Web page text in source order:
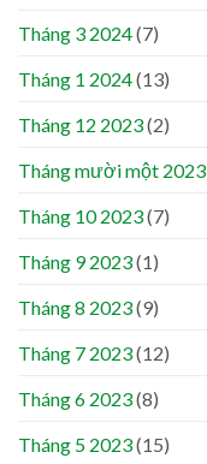
Tháng 3 2024(7)
Tháng 1 2024(13)
Tháng 12 2023(2)
Tháng mười một 2023
Tháng 10 2023(7)
Tháng 9 2023(1)
Tháng 8 2023(9)
Tháng 7 2023(12)
Tháng 6 2023(8)
Tháng 5 2023(15)